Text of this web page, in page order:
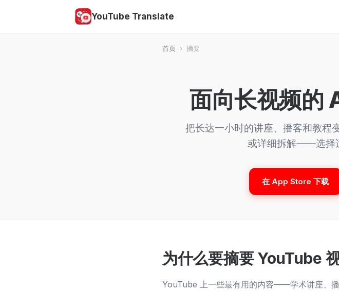
YouTube Translate
首页 › 摘要
面向长视频的
把长达一小时的讲座、播客和教程
或详细拆解——选择
在 App Store 下载
为什么要摘要 YouTube
YouTube 上一些最有用的内容——学术讲座、